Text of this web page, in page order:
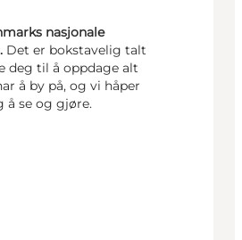
nasjonale
Det er bokstavelig talt
deg til å oppdage alt
å by på, og vi håper
å se og gjøre.